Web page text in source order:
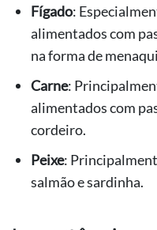
Fígado:
alimentados com
na forma de
Carne:
alimentados com
cordeiro.
Peixe:
salmão e sardinha.